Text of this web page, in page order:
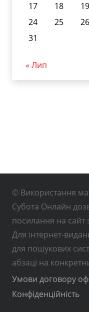
17
18 19
24
25 26
31
« Лип
© Використання
Субота Онлайн
посилання на
Для інтернет-
для пошукових
абзаці на
Умови договору
Конфіденційність